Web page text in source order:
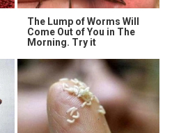
The Lump of Worms Will
Come Out of You in The
Morning. Try it